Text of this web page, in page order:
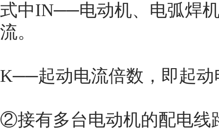
式中IN──电动机、电弧焊
流。
K──起动电流倍数，即起
②接有多台电动机的配电线